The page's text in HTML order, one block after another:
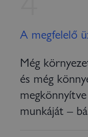
A megfelelő
Még
és még
munkáját –